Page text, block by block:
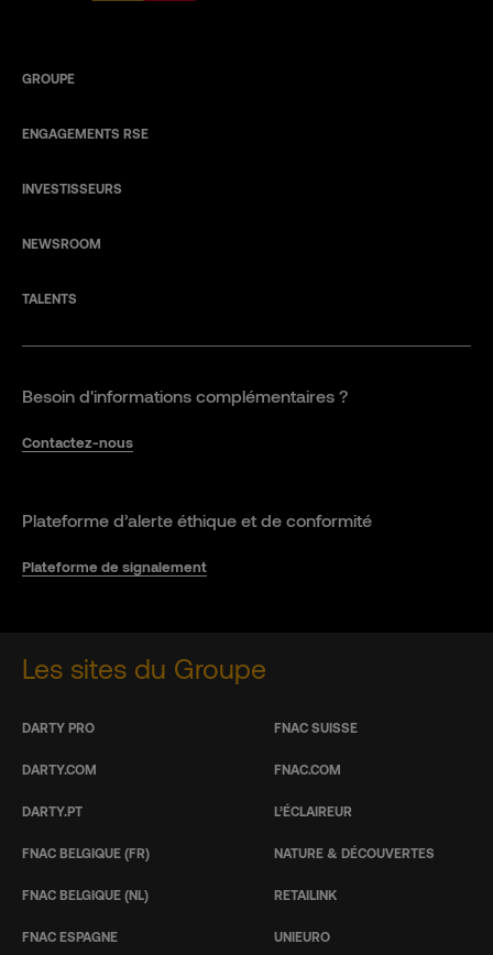
GROUPE
ENGAGEMENTS RSE
INVESTISSEURS
NEWSROOM
TALENTS
Besoin d'informations complémentaires ?
Contactez-nous
Plateforme d’alerte éthique et de conformité
Plateforme de signalement
Les sites du Groupe
DARTY PRO
DARTY.COM
DARTY.PT
FNAC BELGIQUE (FR)
FNAC BELGIQUE (NL)
FNAC ESPAGNE
FNAC SUISSE
FNAC.COM
L’ÉCLAIREUR
NATURE & DÉCOUVERTES
RETAILINK
UNIEURO